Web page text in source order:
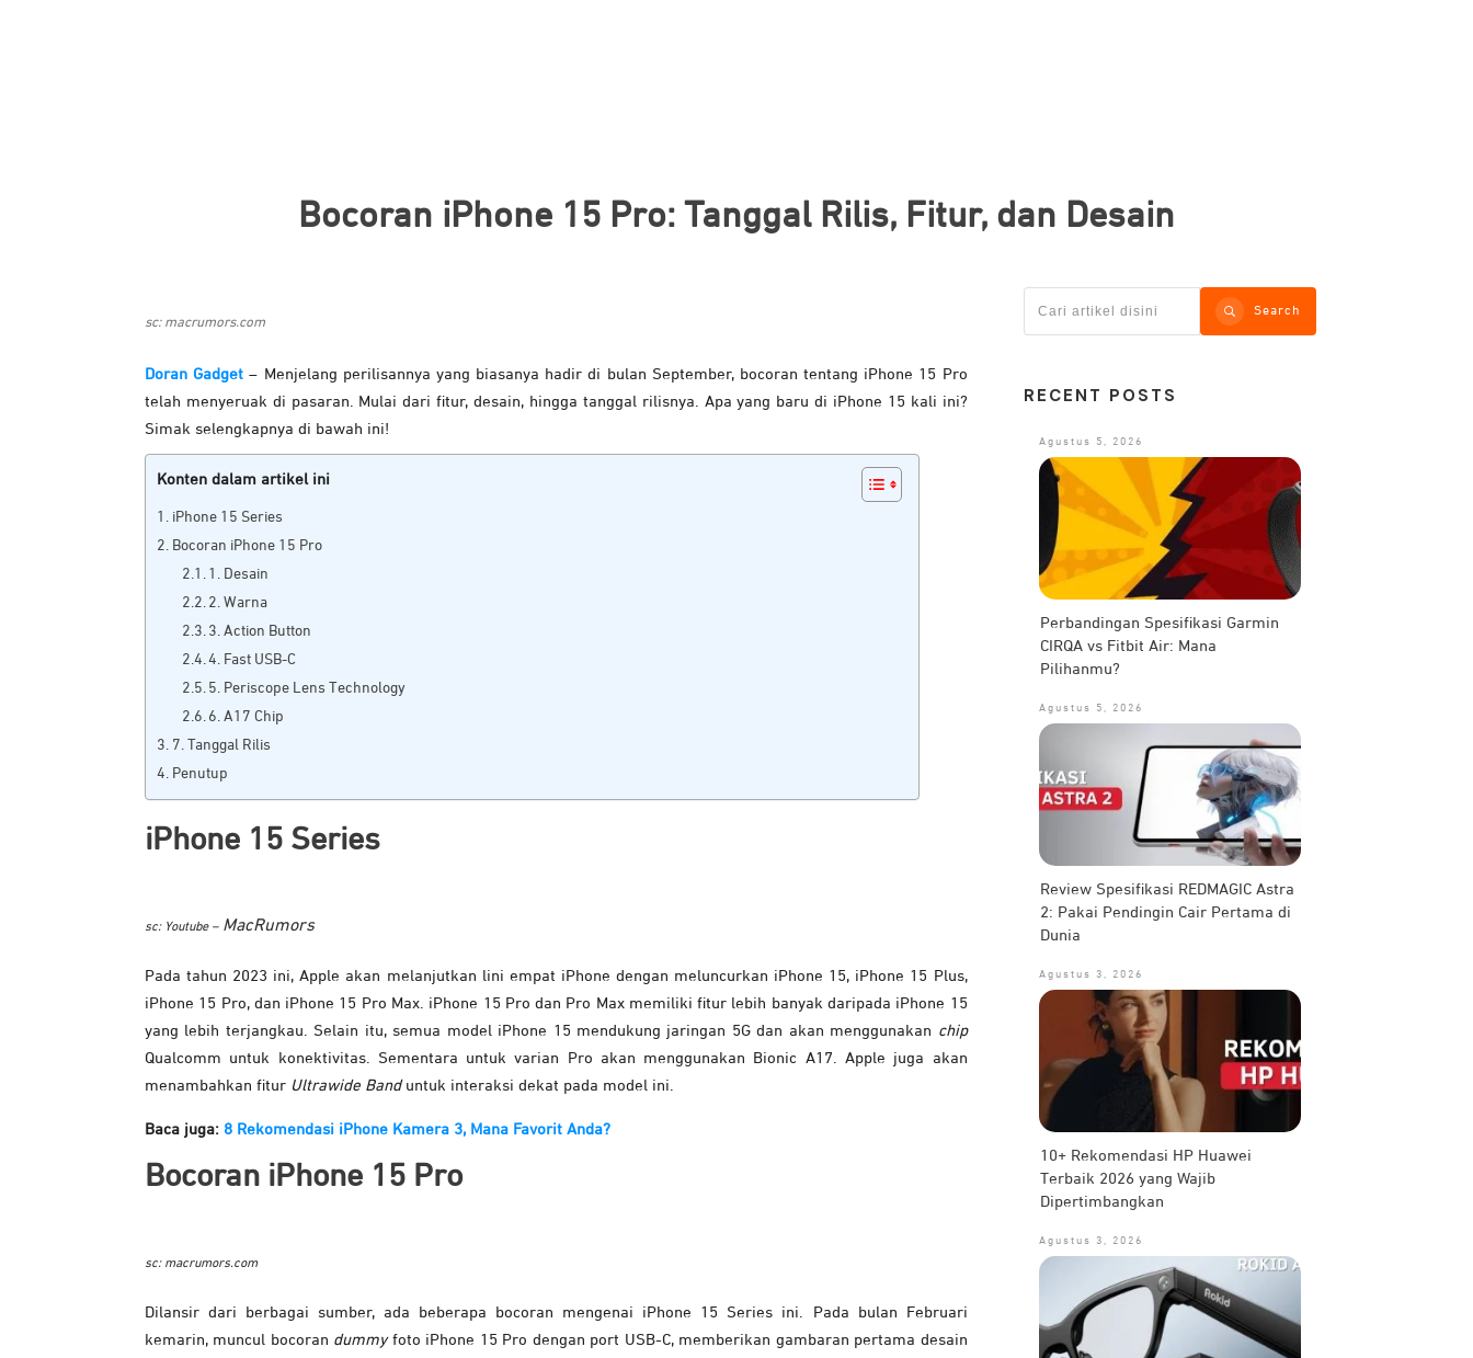
Bocoran iPhone 15 Pro: Tanggal Rilis, Fitur, dan Desain
sc: macrumors.com
Doran Gadget – Menjelang perilisannya yang biasanya hadir di bulan September, bocoran tentang iPhone 15 Pro
telah menyeruak di pasaran. Mulai dari fitur, desain, hingga tanggal rilisnya. Apa yang baru di iPhone 15 kali ini?
Simak selengkapnya di bawah ini!
Konten dalam artikel ini
iPhone 15 Series
Bocoran iPhone 15 Pro
1. Desain
2. Warna
3. Action Button
4. Fast USB-C
5. Periscope Lens Technology
6. A17 Chip
7. Tanggal Rilis
Penutup
iPhone 15 Series
sc: Youtube –MacRumors
Pada tahun 2023 ini, Apple akan melanjutkan lini empat iPhone dengan meluncurkan iPhone 15, iPhone 15 Plus,
iPhone 15 Pro, dan iPhone 15 Pro Max. iPhone 15 Pro dan Pro Max memiliki fitur lebih banyak daripada iPhone 15
yang lebih terjangkau. Selain itu, semua model iPhone 15 mendukung jaringan 5G dan akan menggunakan chip
Qualcomm untuk konektivitas. Sementara untuk varian Pro akan menggunakan Bionic A17. Apple juga akan
menambahkan fitur Ultrawide Banduntuk interaksi dekat pada model ini.
Baca juga: 8 Rekomendasi iPhone Kamera 3, Mana Favorit Anda?
Bocoran iPhone 15 Pro
sc: macrumors.com
Dilansir dari berbagai sumber, ada beberapa bocoran mengenai iPhone 15 Series ini. Pada bulan Februari
kemarin, muncul bocoran dummyfoto iPhone 15 Pro dengan port USB-C, memberikan gambaran pertama desain
Search
RECENT POSTS
Agustus 5, 2026
Perbandingan Spesifikasi Garmin
CIRQA vs Fitbit Air: Mana
Pilihanmu?
Agustus 5, 2026
Review Spesifikasi REDMAGIC Astra
2: Pakai Pendingin Cair Pertama di
Dunia
Agustus 3, 2026
10+ Rekomendasi HP Huawei
Terbaik 2026 yang Wajib
Dipertimbangkan
Agustus 3, 2026